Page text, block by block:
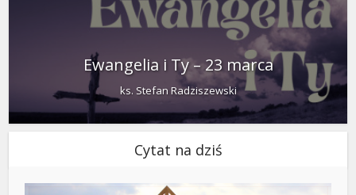
Ewangelia i Ty – 23 marca
ks. Stefan Radziszewski
Cytat na dziś